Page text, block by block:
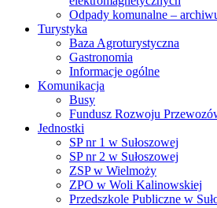
Odpady komunalne –
Turystyka
Baza Agroturystyczna
Gastronomia
Informacje ogólne
Komunikacja
Busy
Fundusz Rozwoju
Jednostki
SP nr 1 w Sułoszowej
SP nr 2 w Sułoszowej
ZSP w Wielmoży
ZPO w Woli Kalinowskiej
Przedszkole Publiczne w